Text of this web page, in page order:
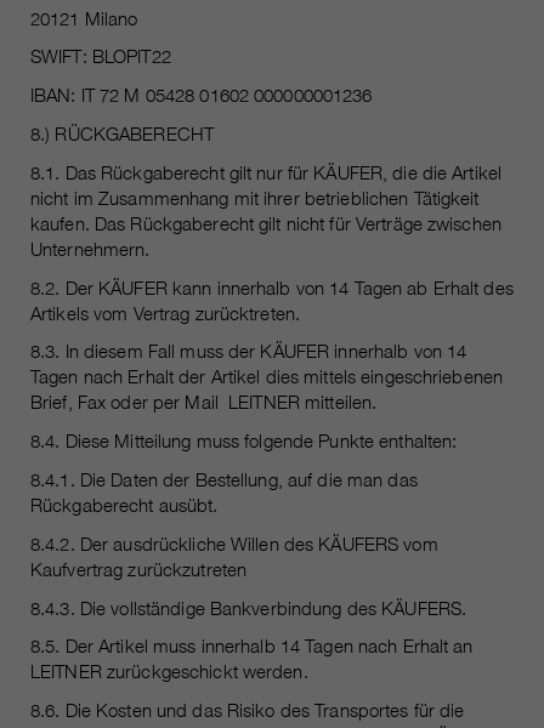
20121 Milano
SWIFT: BLOPIT22
IBAN: IT 72 M 05428 01602 000000001236
8.) RÜCKGABERECHT
8.1. Das Rückgaberecht gilt nur für KÄUFER, die die Artikel
nicht im Zusammenhang mit ihrer betrieblichen Tätigkeit
kaufen. Das Rückgaberecht gilt nicht für Verträge zwischen
Unternehmern.
8.2. Der KÄUFER kann innerhalb von 14 Tagen ab Erhalt des
Artikels vom Vertrag zurücktreten.
8.3. In diesem Fall muss der KÄUFER innerhalb von 14
Tagen nach Erhalt der Artikel dies mittels eingeschriebenen
Brief, Fax oder per Mail LEITNER mitteilen.
8.4. Diese Mitteilung muss folgende Punkte enthalten:
8.4.1. Die Daten der Bestellung, auf die man das
Rückgaberecht ausübt.
8.4.2. Der ausdrückliche Willen des KÄUFERS vom
Kaufvertrag zurückzutreten
8.4.3. Die vollständige Bankverbindung des KÄUFERS.
8.5. Der Artikel muss innerhalb 14 Tagen nach Erhalt an
LEITNER zurückgeschickt werden.
8.6. Die Kosten und das Risiko des Transportes für die